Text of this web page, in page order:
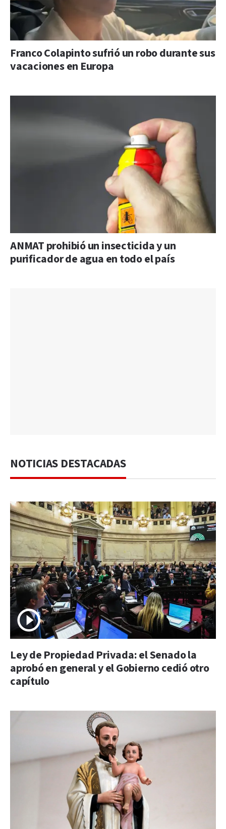
Franco Colapinto sufrió un robo durante sus
vacaciones en Europa
ANMAT prohibió un insecticida y un
purificador de agua en todo el país
NOTICIAS DESTACADAS
Ley de Propiedad Privada: el Senado la
aprobó en general y el Gobierno cedió otro
capítulo